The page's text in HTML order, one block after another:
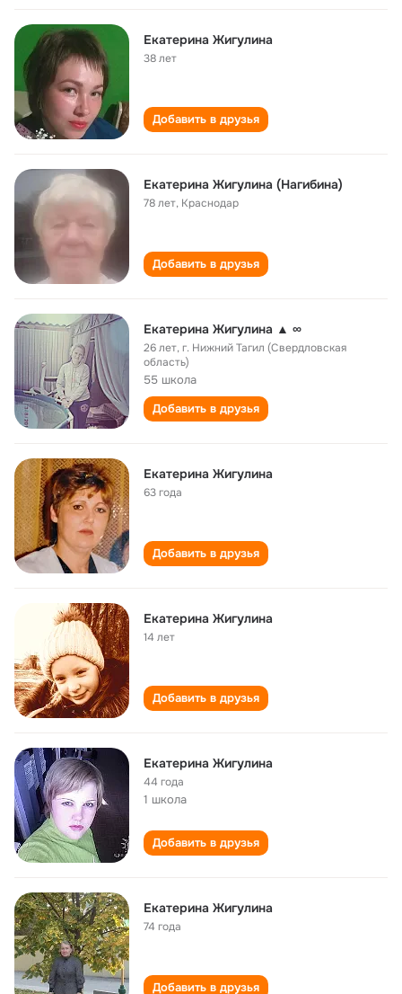
Екатерина Жигулина
38 лет
Добавить в друзья
Екатерина Жигулина (Нагибина)
78 лет, Краснодар
Добавить в друзья
Екатерина Жигулина ▲ ∞
26 лет,г. Нижний Тагил (Свердловская
область)
55 школа
Добавить в друзья
Екатерина Жигулина
63 года
Добавить в друзья
Екатерина Жигулина
14 лет
Добавить в друзья
Екатерина Жигулина
44 года
1 школа
Добавить в друзья
Екатерина Жигулина
74 года
Добавить в друзья